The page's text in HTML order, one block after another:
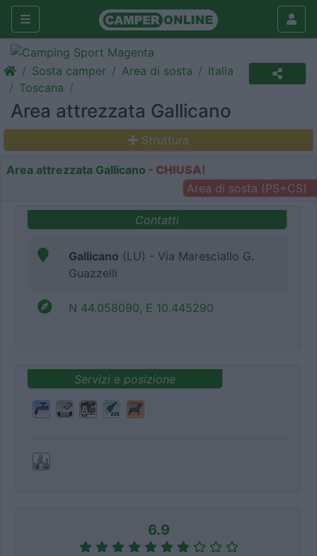
Sosta camper Area di sosta
Italia
Toscana
Area attrezzata Gallicano
Struttura
Area attrezzata Gallicano - CHIUSA!
Area di sosta (PS+CS)
Contatti
Gallicano (LU) - Via Maresciallo G.
Guazzelli
N 44.058090, E 10.445290
Servizi e posizione
6.9